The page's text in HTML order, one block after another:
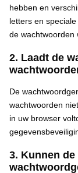
hebben en
letters en
de wachtwoorden
2. Laadt de
De
wachtwoorden
in uw browser
3. Kunnen